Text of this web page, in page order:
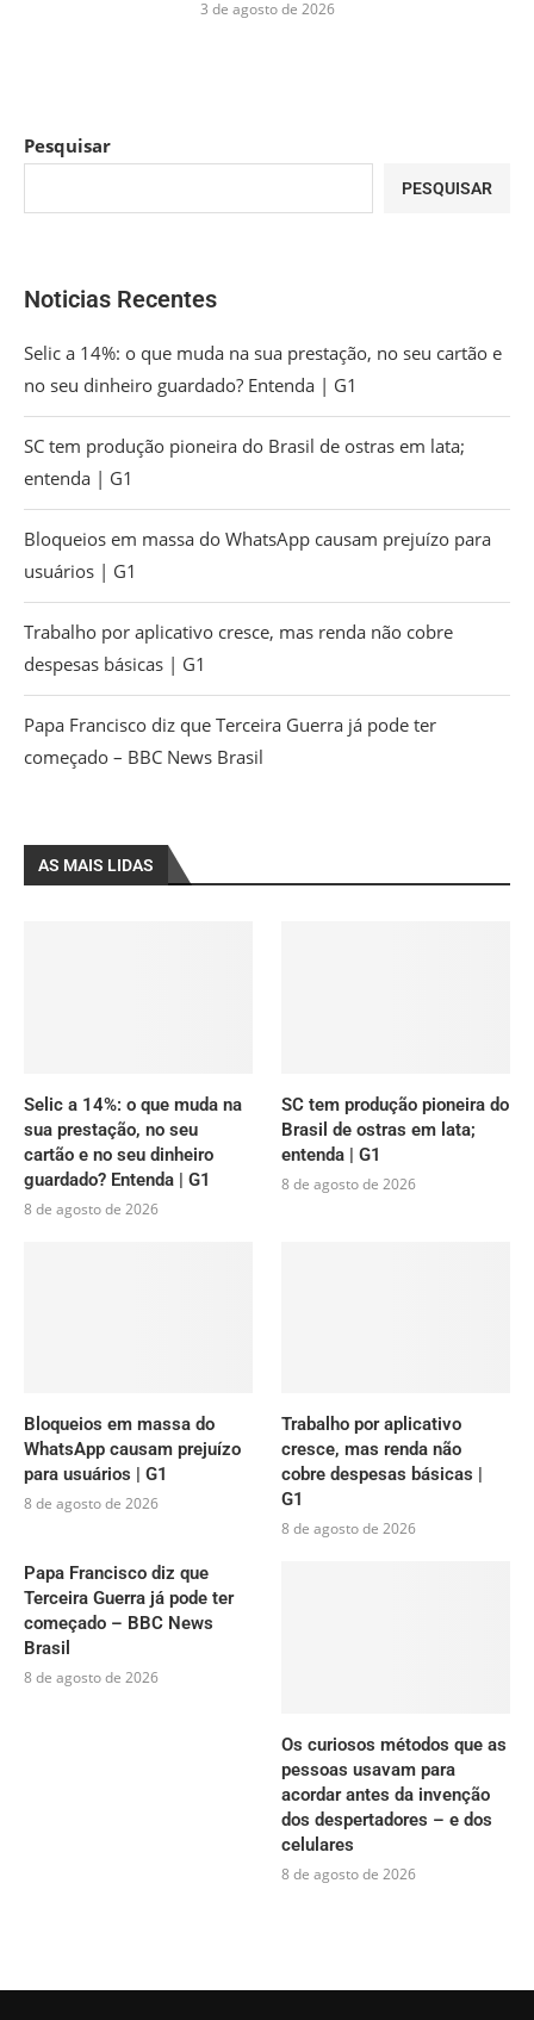
3 de agosto de 2026
Pesquisar
PESQUISAR
Noticias Recentes
Selic a 14%: o que muda na sua prestação, no seu cartão e
no seu dinheiro guardado? Entenda | G1
SC tem produção pioneira do Brasil de ostras em lata;
entenda | G1
Bloqueios em massa do WhatsApp causam prejuízo para
usuários | G1
Trabalho por aplicativo cresce, mas renda não cobre
despesas básicas | G1
Papa Francisco diz que Terceira Guerra já pode ter
começado – BBC News Brasil
AS MAIS LIDAS
Selic a 14%: o que muda na
sua prestação, no seu
cartão e no seu dinheiro
guardado? Entenda | G1
8 de agosto de 2026
SC tem produção pioneira do
Brasil de ostras em lata;
entenda | G1
8 de agosto de 2026
Bloqueios em massa do
WhatsApp causam prejuízo
para usuários | G1
8 de agosto de 2026
Trabalho por aplicativo
cresce, mas renda não
cobre despesas básicas |
G1
8 de agosto de 2026
Papa Francisco diz que
Terceira Guerra já pode ter
começado – BBC News
Brasil
8 de agosto de 2026
Os curiosos métodos que as
pessoas usavam para
acordar antes da invenção
dos despertadores – e dos
celulares
8 de agosto de 2026